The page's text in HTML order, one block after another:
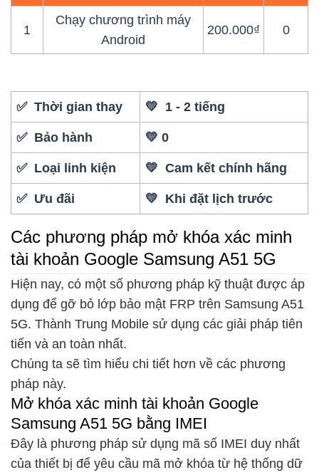
1
Chạy chương trình máy
Android
200.000₫ 0
✅ Thời gian thay 💛 1 - 2 tiếng
✅ Bảo hành 💛 0
✅ Loại linh kiện 💛 Cam kết chính hãng
✅ Ưu đãi 💛 Khi đặt lịch trước
Các phương pháp mở khóa xác minh
tài khoản Google Samsung A51 5G
Hiện nay, có một số phương pháp kỹ thuật được áp
dụng để gỡ bỏ lớp bảo mật FRP trên Samsung A51
5G. Thành Trung Mobile sử dụng các giải pháp tiên
tiến và an toàn nhất.
Chúng ta sẽ tìm hiểu chi tiết hơn về các phương
pháp này.
Mở khóa xác minh tài khoản Google
Samsung A51 5G bằng IMEI
Đây là phương pháp sử dụng mã số IMEI duy nhất
của thiết bị để yêu cầu mã mở khóa từ hệ thống dữ